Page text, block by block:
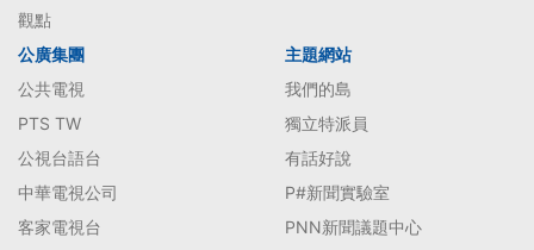
觀點
公廣集團
公共電視
PTS TW
公視台語台
中華電視公司
客家電視台
主題網站
我們的島
獨立特派員
有話好說
P#新聞實驗室
PNN新聞議題中心